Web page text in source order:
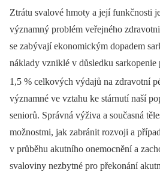
Ztrátu svalové hmoty a její funkčnosti
významný problém veřejného
se zabývají ekonomickým dopadem
náklady vzniklé v důsledku
1,5 % celkových výdajů na zdravotní
významné ve vztahu ke stárnutí naší
seniorů. Správná výživa a současná
možnostmi, jak zabránit rozvoji a
v průběhu akutního onemocnění a
svaloviny nezbytné pro překonání